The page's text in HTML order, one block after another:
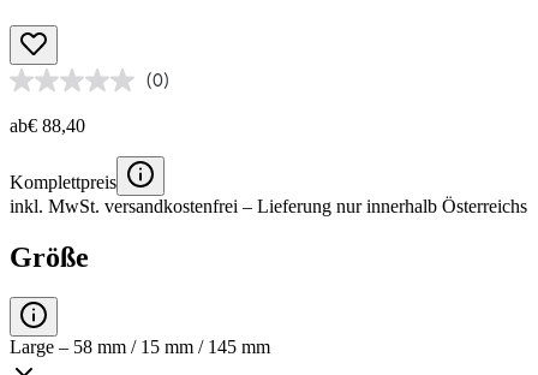
(0)
ab€ 88,40
Komplettpreis
inkl. MwSt. versandkostenfrei – Lieferung nur innerhalb Österreichs
Größe
Large – 58 mm / 15 mm / 145 mm